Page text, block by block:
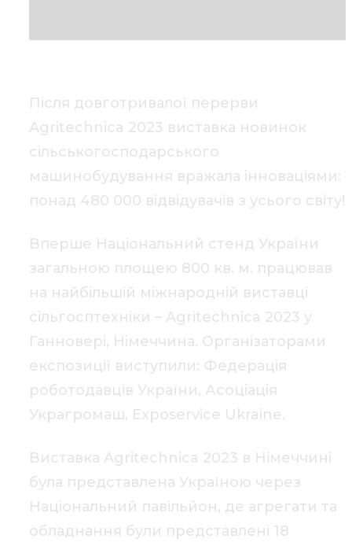
Після довготривалої перерви
Agritechnica 2023 виставка новинок
сільськогосподарського
машинобудування вражала інноваціями:
понад 480 000 відвідувачів з усього світу!
Вперше Національний стенд України
загальною площею 800 кв. м. працював
на найбільшій міжнародній виставці
сільгосптехніки – Agritechnica 2023 у
Ганновері, Німеччина. Організаторами
експозиції виступили: Федерація
роботодавців України, Асоціація
Украгромаш, Exposervice Ukraine.
Виставка Agritechnica 2023 в Німеччині
була представлена Україною через
Національний павільйон, де агрегати та
обладнання були представлені 18